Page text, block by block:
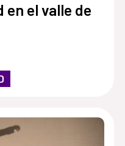
en el valle de